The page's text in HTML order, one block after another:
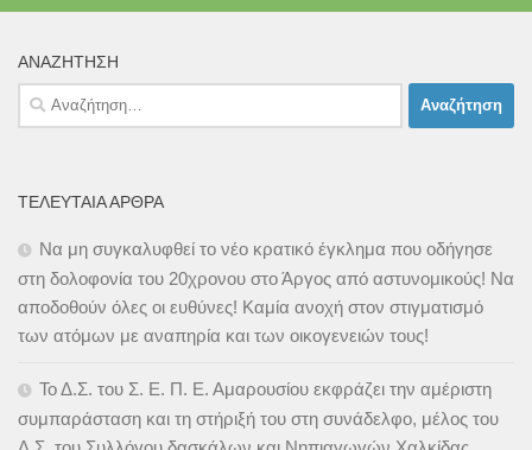
ΑΝΑΖΉΤΗΣΗ
Αναζήτηση
για:
ΤΕΛΕΥΤΑΊΑ ΆΡΘΡΑ
Να μη συγκαλυφθεί το νέο κρατικό έγκλημα που οδήγησε
στη δολοφονία του 20χρονου στο Άργος από αστυνομικούς! Να
αποδοθούν όλες οι ευθύνες! Καμία ανοχή στον στιγματισμό
των ατόμων με αναπηρία και των οικογενειών τους!
Το Δ.Σ. του Σ. Ε. Π. Ε. Αμαρουσίου εκφράζει την αμέριστη
συμπαράσταση και τη στήριξή του στη συνάδελφο, μέλος του